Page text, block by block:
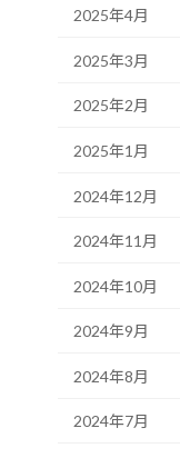
2025年4月
2025年3月
2025年2月
2025年1月
2024年12月
2024年11月
2024年10月
2024年9月
2024年8月
2024年7月